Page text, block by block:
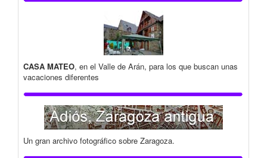
CASA MATEO, en el Valle de Arán, para los que buscan unas
vacaciones diferentes
Un gran archivo fotográfico sobre Zaragoza.